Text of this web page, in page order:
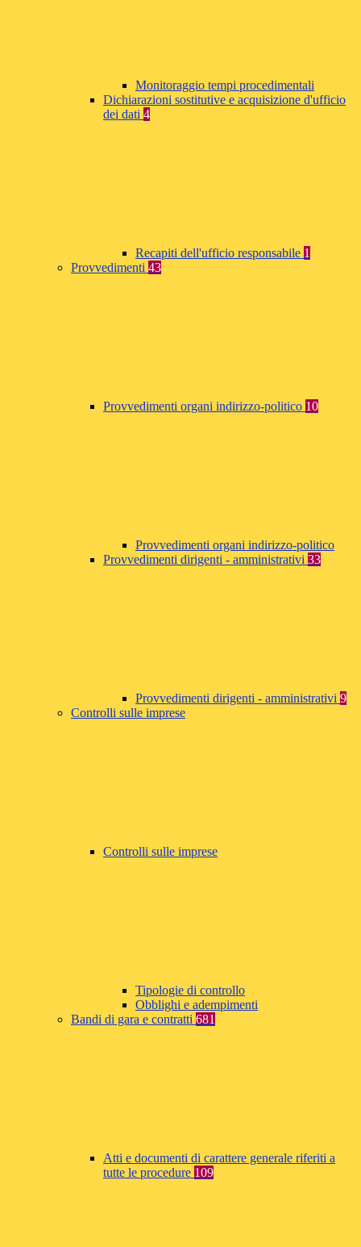
Monitoraggio tempi procedimentali
Dichiarazioni sostitutive e acquisizione d'ufficio
dei dati 4
Recapiti dell'ufficio responsabile 1
Provvedimenti 43
Provvedimenti organi indirizzo-politico 10
Provvedimenti organi indirizzo-politico
Provvedimenti dirigenti - amministrativi 33
Provvedimenti dirigenti - amministrativi 9
Controlli sulle imprese
Controlli sulle imprese
Tipologie di controllo
Obblighi e adempimenti
Bandi di gara e contratti 681
Atti e documenti di carattere generale riferiti a
tutte le procedure 109